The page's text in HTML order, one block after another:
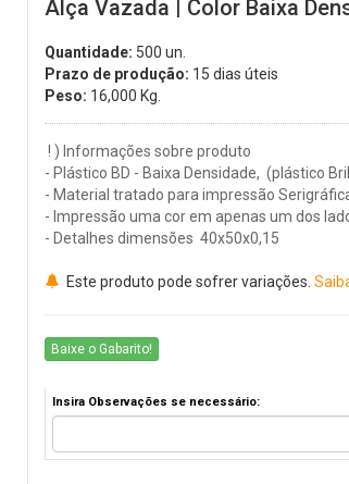
Alça Vazada | Color Baixa
Quantidade: 500 un.
Prazo de produção: 15 dias úteis
Peso: 16,000 Kg.
! ) Informações sobre produto
- Plástico BD - Baixa Densidade, (plástico
- Material tratado para impressão
- Impressão uma cor em apenas um dos
- Detalhes dimensões 40x50x0,15
Este produto pode sofrer variações.
Baixe o Gabarito!
Insira Observações se necessário: